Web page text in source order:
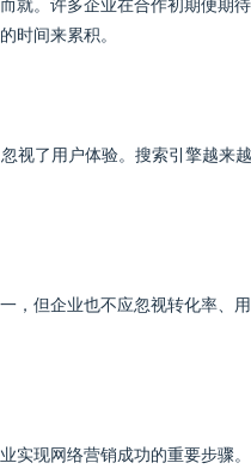
就。许多企业在合作初期便期
时间来累积。
视了用户体验。搜索引擎越来
，但企业也不应忽视转化率、
实现网络营销成功的重要步骤